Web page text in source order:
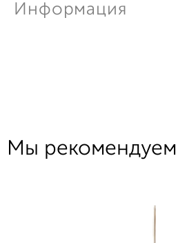
Информация
Мы рекомендуем